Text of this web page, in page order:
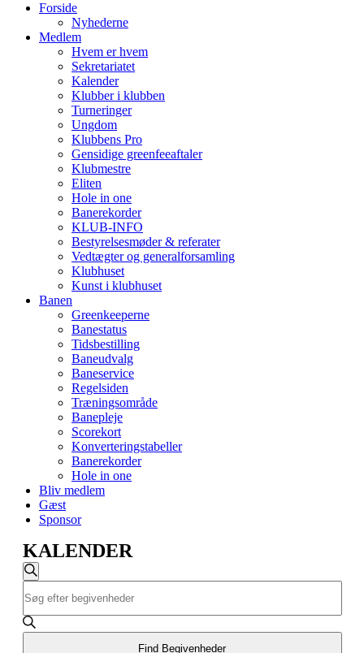
Forside
Nyhederne
Medlem
Hvem er hvem
Sekretariatet
Kalender
Klubber i klubben
Turneringer
Ungdom
Klubbens Pro
Gensidige greenfeeaftaler
Klubmestre
Eliten
Hole in one
Banerekorder
KLUB-INFO
Bestyrelsesmøder & referater
Vedtægter og generalforsamling
Klubhuset
Kunst i klubhuset
Banen
Greenkeeperne
Banestatus
Tidsbestilling
Baneudvalg
Baneservice
Regelsiden
Træningsområde
Banepleje
Scorekort
Konverteringstabeller
Banerekorder
Hole in one
Bliv medlem
Gæst
Sponsor
KALENDER
Begivenheder
Søgning
og
visninger
Søg
efter
nøgleord.
Søg
efter
Find Begivenheder